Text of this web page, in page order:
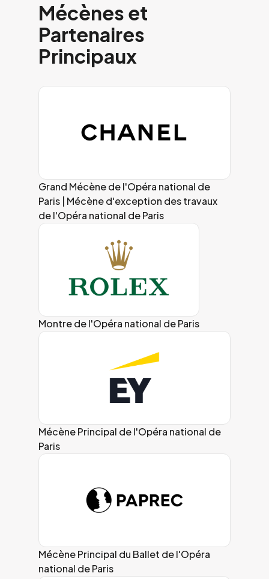
Mécènes et
Partenaires
Principaux
Grand Mécène de l'Opéra national de
Paris | Mécène d'exception des travaux
de l'Opéra national de Paris
Montre de l'Opéra national de Paris
Mécène Principal de l'Opéra national de
Paris
Mécène Principal du Ballet de l'Opéra
national de Paris